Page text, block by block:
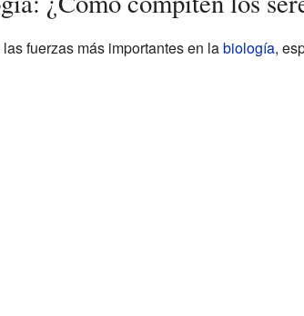
fuerzas más importantes en labiología,